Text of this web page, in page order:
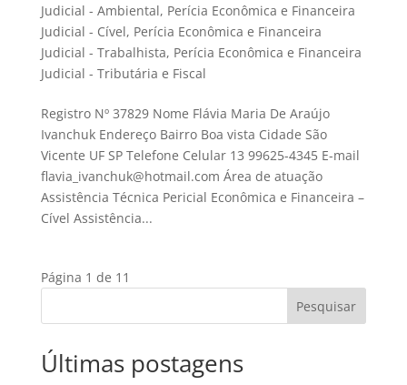
Judicial - Ambiental, Perícia Econômica e Financeira
Judicial - Cível, Perícia Econômica e Financeira
Judicial - Trabalhista, Perícia Econômica e Financeira
Judicial - Tributária e Fiscal
Registro Nº 37829 Nome Flávia Maria De Araújo
Ivanchuk Endereço Bairro Boa vista Cidade São
Vicente UF SP Telefone Celular 13 99625-4345 E-mail
flavia_ivanchuk@hotmail.com Área de atuação
Assistência Técnica Pericial Econômica e Financeira –
Cível Assistência...
Página 1 de 1 1
Pesquisar
Últimas postagens